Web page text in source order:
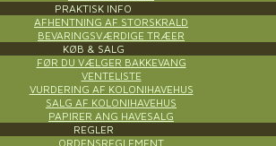
PRAKTISK INFO
AFHENTNING AF STORSKRALD
BEVARINGSVÆRDIGE TRÆER
KØB & SALG
FØR DU VÆLGER BAKKEVANG
VENTELISTE
VURDERING AF KOLONIHAVEHUS
SALG AF KOLONIHAVEHUS
PAPIRER ANG HAVESALG
REGLER
ORDENSREGLEMENT